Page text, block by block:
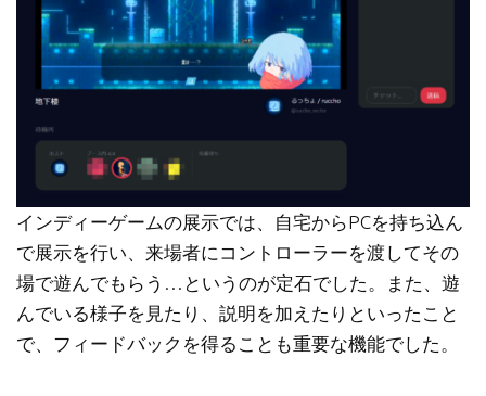
インディーゲームの展示では、自宅からPCを持ち込ん
で展示を行い、来場者にコントローラーを渡してその
場で遊んでもらう…というのが定石でした。また、遊
んでいる様子を見たり、説明を加えたりといったこと
で、フィードバックを得ることも重要な機能でした。